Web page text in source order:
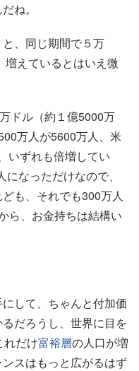
ね。
、同じ期間で５万
えているとはいえ微
ドル（約１億5000万
万人が5600万人、米
いずれも倍増してい
なっただけなので、
も、それでも300万人
ら、お金持ちは結構い
して、ちゃんと付加価
だろうし、世界に目を
れだけ富裕層の人口が増
スはもっと広がるはず